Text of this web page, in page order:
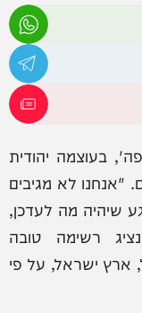
בעוצמה יהודית
"אנחנו לא מגיבים
שיהיה מה לעדכן,
רשימה טובה
ארץ ישראל, על פי